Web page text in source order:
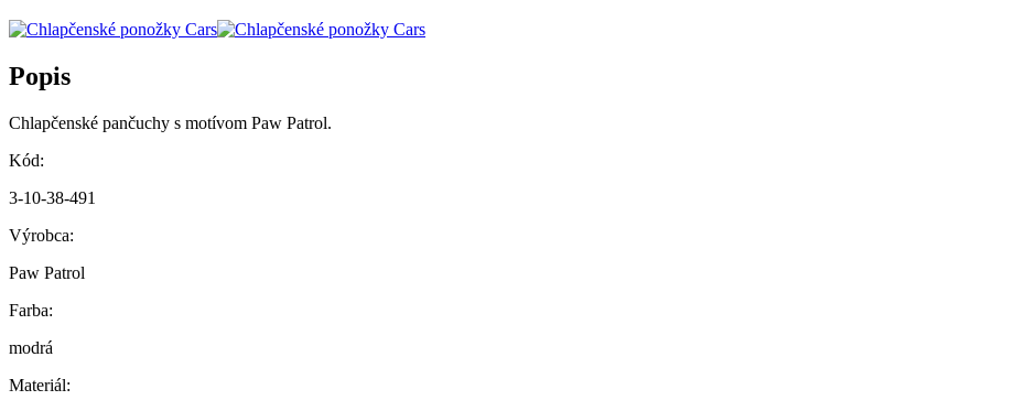
Popis
Chlapčenské pančuchy s motívom Paw Patrol.
Kód:
3-10-38-491
Výrobca:
Paw Patrol
Farba:
modrá
Materiál: